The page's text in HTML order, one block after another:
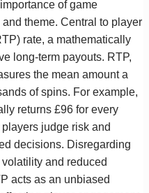
of game
theme. Central to player
rate, a mathematically
long-term payouts. RTP,
the mean amount a
of spins. For example,
returns £96 for every
judge risk and
decisions. Disregarding
and reduced
acts as an unbiased